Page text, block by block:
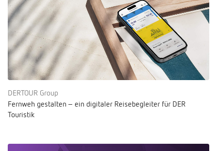
DERTOUR Group
Fernweh gestalten – ein digitaler Reisebegleiter für DER
Touristik